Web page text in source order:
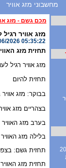
מחשבוני מזג אוויר
מכם גשם - מזג
מזג אוויר רגיל
2026 05:35:22
תחזית מזג האוויר
מזג אוויר רגיל
תחזית להיום
בבוקר: מזג אוויר
בצהריים מזג אוויר בהיר . רוח: צפון
בערב מזג האוויר
בלילה מזג
תחזית גשם: בצפון 0 מ"מ גשם, במרכז 0 מ"מ גשם, בדרום 0
תחזית מזג